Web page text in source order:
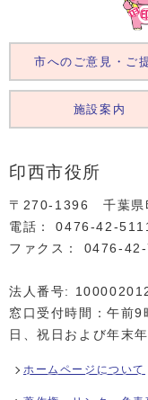
印西市役所
〒270-1396 千葉県
電話：
ファクス：
法人番号:
窓口受付時間：午前
日、祝日および年末
ホームページについて
市へのご意見・ご
施設案内